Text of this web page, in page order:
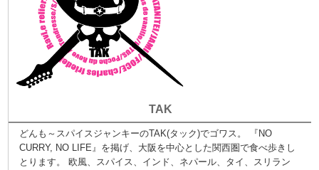
TAK
どんも～スパイスジャンキーのTAK(タック)でゴワス。 『NO
CURRY, NO LIFE』を掲げ、大阪を中心とした関西圏で食べ歩きし
とります。 欧風、スパイス、インド、ネパール、タイ、スリラン